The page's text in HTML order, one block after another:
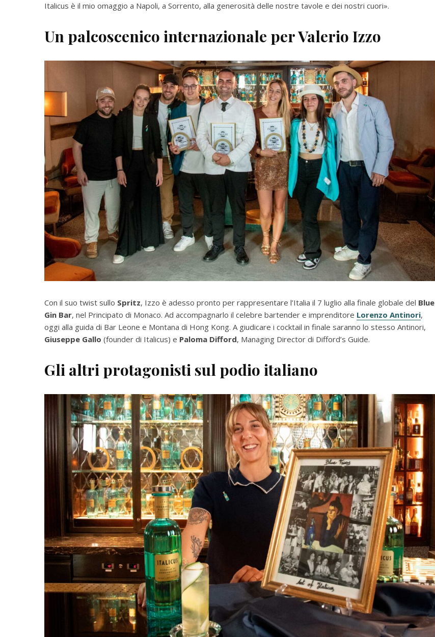
Italicus è il mio omaggio a Napoli, a Sorrento, alla generosità delle nostre tavole e dei nostri cuori».
Un palcoscenico internazionale per Valerio Izzo
Con il suo twist sullo Spritz, Izzo è adesso pronto per rappresentare l’Italia il 7 luglio alla finale globale del Blue
Gin Bar, nel Principato di Monaco. Ad accompagnarlo il celebre bartender e imprenditore Lorenzo Antinori,
oggi alla guida di Bar Leone e Montana di Hong Kong. A giudicare i cocktail in finale saranno lo stesso Antinori,
Giuseppe Gallo (founder di Italicus) e Paloma Difford, Managing Director di Difford’s Guide.
Gli altri protagonisti sul podio italiano